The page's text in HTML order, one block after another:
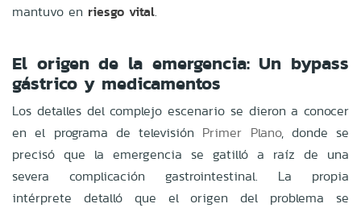
mantuvo en riesgo vital.
El origen de la emergencia: Un bypass
gástrico y medicamentos
Los detalles del complejo escenario se dieron a conocer
en el programa de televisión Primer Plano, donde se
precisó que la emergencia se gatilló a raíz de una
severa complicación gastrointestinal. La propia
intérprete detalló que el origen del problema se